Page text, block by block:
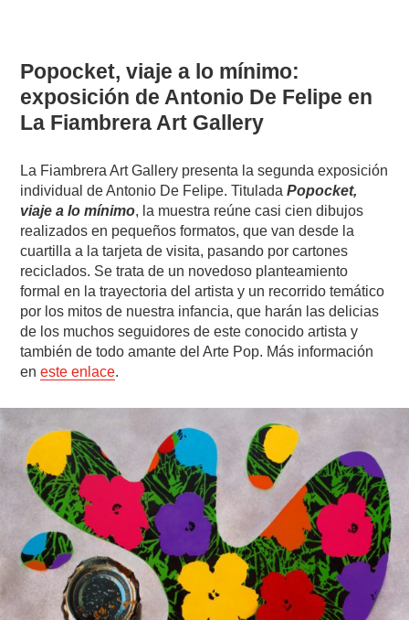
Popocket, viaje a lo mínimo:
exposición de Antonio De Felipe en
La Fiambrera Art Gallery
La Fiambrera Art Gallery presenta la segunda exposición
individual de Antonio De Felipe. TituladaPopocket,
viaje a lo mínimo, la muestra reúne casi cien dibujos
realizados en pequeños formatos, que van desde la
cuartilla a la tarjeta de visita, pasando por cartones
reciclados. Se trata de un novedoso planteamiento
formal en la trayectoria del artista y un recorrido temático
por los mitos de nuestra infancia, que harán las delicias
de los muchos seguidores de este conocido artista y
también de todo amante del Arte Pop. Más información
eneste enlace.